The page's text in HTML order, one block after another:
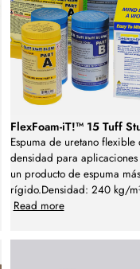
FlexFoam-iT!™ 15 Tuff
Espuma de uretano flexible
densidad para
un producto de espuma
rígido.Densidad: 240 kg/
Read more